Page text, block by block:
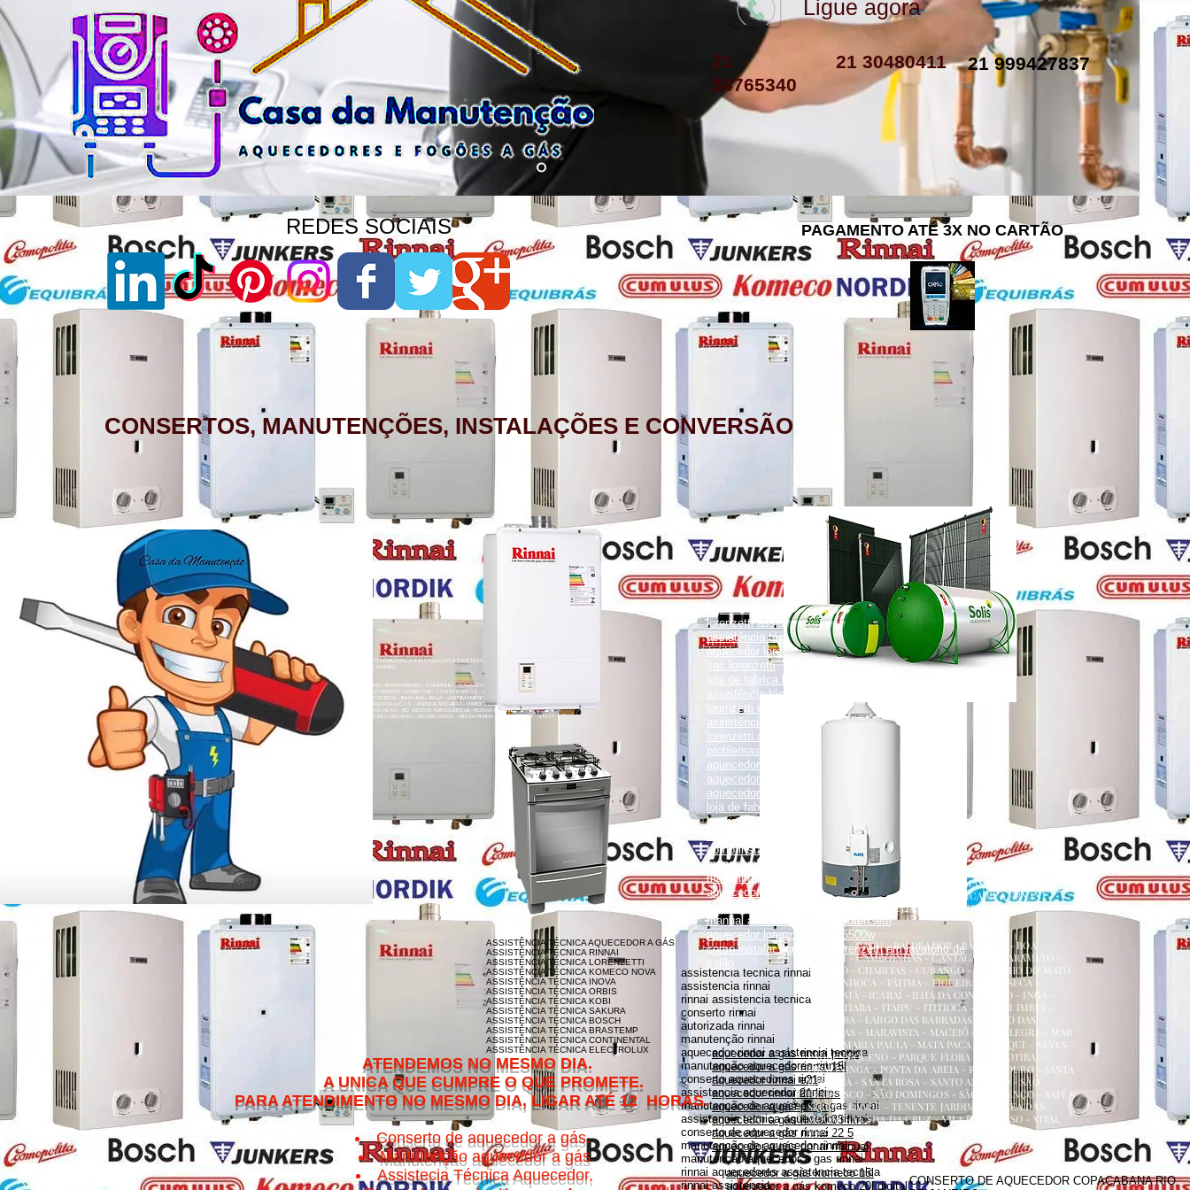
aquecedor a gás komeco 15l
aquecedor a gás komeco 20l digital
ASSISTÊNCIA TÉCNICA AQUECEDOR A GÁS
ASSISTÊNCIA TÉCNICA RINNAI
ASSISTÊNCIA TÉCNICA LORENZETTI
ASSISTÊNCIA TÉCNICA KOMECO NOVA
ASSISTÊNCIA TÉCNICA INOVA
ASSISTÊNCIA TÉCNICA ORBIS
ASSISTÊNCIA TÉCNICA KOBI
ASSISTÊNCIA TÉCNICA SAKURA
ASSISTÊNCIA TÉCNICA BOSCH
ASSISTÊNCIA TÉCNICA BRASTEMP
ASSISTÊNCIA TÉCNICA CONTINENTAL
ASSISTÊNCIA TÉCNICA ELECTROLUX
resistencia de boiler eletrico
resistencia eletrica boiler
resistencia para boiler preço
resistencia boiler komeco
aquecedor a gás rinnai preço
aquecedor a gás rinnai 15l
aquecedor rinnai e21
aquecedor rinnai 21 litros
aquecedor a gás preço
aquecedor a gás rinnai 35 litros
aquecedor a gás rinnai 22 5
aquecedor a gás rinnai manual
Ligue agora
21
34765340
21 30480411 21 999427837
CONSERTO DE AQUECEDOR COPACABANA RIO
assistencia tecnica rinnai
assistencia rinnai
rinnai assistencia tecnica
conserto rinnai
autorizada rinnai
manutenção rinnai
aquecedor rinnai assistencia tecnica
manutenção aquecedores rinnai
conserto aquecedores rinnai
assistencia aquecedor rinnai
manutenção de aquecedor a gas rinnai
assistencia tecnica aquecedor rinnai
conserto de aquecedor rinnai
manutenção de aquecedor rinnai
manutenção aquecedor a gas rinnai
rinnai aquecedores assistencia tecnica
rinnai assistencia
REDES SOCIAIS PAGAMENTO ATÉ 3X NO CARTÃO
CONSERTOS, MANUTENÇÕES, INSTALAÇÕES E CONVERSÃO
aquecedor lorenzetti vazando
lorenzetti assistência técnica
assistência técnica chuveiro lorenzetti rj
aquecedor lorenzetti não esquenta muito
sac lorenzetti
loja de fabrica lorenzetti
assistência técnica lorenzetti lapa
lorenzetti garantia
assistência técnica chuveiro lorenzetti rj
lorenzetti assistência técnica
problemas com aquecedor a gás lorenzetti
aquecedor lorenzetti manual
aquecedor a gás lorenzetti
aquecedor a gás lorenzetti 15l
loja de fabrica lorenzetti
lorenzetti garantia
como instalar aquecedor versátil lorenzetti
como instalar aquecedor lorenzetti em torneira
monocomando
manual aquecedor lorenzetti
aquecedor lorenzetti 110v
aquecedor lorenzetti água da rua
manual aquecedor versátil lorenzetti
aquecedor lorenzetti 220v 5500w
como instalar aquecedor lorenzetti em lavatório de
salão
AQUECEDOR A GÁS , CONSERTO, MANUTENÇÃO, INSTALAÇÃO ASSISTÊNCIA TÉCNICA RUA PORTO FELIZ 371
LOJA A HONORIO GURGEL RIO DE JANEIRO
ZONA NORTE
ACARÍ - ANCHIETA - BARROS FILHO - BENTO RIBEIRO - CAMPINHO - CAVALCANTI - CASCADURA - COELHO
NETO - COLÉGIO - COMPLEXO DO ALEMÃO - CORDOVIL - COSTA BARROS - ENGENHO LEAL - ENGENHO DA
RAINHA - GUADALUPE - HONÓRIO GURGEL - INHAÚMA - IRAJÁ - JARDIM AMÉRICA - MADUREIRA - MARECHAL
HERMES - OSVALDO CRUZ - PARADA DE LUCAS - PARQUE ANCHIETA - PARQUE COLÚMBIA - PAVUNA - PENHA
- PENHA CIRCULAR - QUINTINO BOCAIÚVA - RICARDO DE ALBUQUERQUE - ROCHA MIRANDA - TOMÁS COELHO
- TURIAÇÚ - VAZ LOBO - VICENTE DE CARVALHO - VIGÁRIO GERAL - VILA DA PENHA - VILA KOSMOS - VISTA
ALEGRE
AQUECEDOR A GÁS, CONSERTO,
MANUTENÇÃO, INSTALAÇÃO, ASSISTÊNCIA
TÉCNICA RINNAI RUA BARATA RIBEIRO 232
COPACABANA RIO DE JANEIRO
BAIRROS DE ATENDIMENTO RJ
ZONA SUL
BOTAFOGO - CATETE - COPACABANA -
COSME VELHO - FLAMENGO - GÁVEA -
HUMAITÁ - IPANEMA - JARDIM BOTÂNICO -
LAGOA - LARANJEIRAS - LEBLON - LEME -
ROCINHA - SÃO CONRADO - URCA
AQUECEDOR A GÁS, CONSERTO, MANUTENÇÃO,
INSTALAÇÃO, ASSISTÊNCIA TÉCNICA RUA ERNANI
AMARAL PEIXOTO 252 CENTRO NITERÓI
NITERÓI RJ
ATALAIA - BADU - BALDEADOR - BARRETO - BOA
VIAGEM - CAMBOINHAS - CANTAGALO - CARAMUJO -
CENTRO - CHARITAS - CUBANGO - ENGENHO DO MATO
- ENGENHOCA - FÁTIMA - FIGUEIRA - FONSECA -
GRAGOATÁ - ICARAÍ - ILHA DA CONCEIÇÃO - INGÁ -
ITACOATIARA - ITAIPU - ITITIOCA - JARDIM IMBUÍ -
JURUJUBA - LARGO DAS BARRADAS - LARGO DAS
BATALHAS - MARAVISTA - MACEIÓ - MAR ALEGRE - MAR
AZUL - MARIA PAULA - MATA PACA - MURIQUI - NEVES -
PADRE PEQUENO - PARQUE FLORA - PENDOTIBA -
PIRATININGA - PONTA DA AREIA - RIO DO OURO - SANTA
BÁRBARA - SANTA ROSA - SANTO ANTÔNIO - SÃO
FRANCISCO - SÃO DOMINGOS - SÃO LOURENÇO - SAPÊ -
SERRA GRANDE - TENENTE JARDIM - VARZEA DAS
MOÇAS - VENDA DA CRUZ - VILA PROGRESSO - VITAL
BRASIL
ATENDEMOS NO MESMO DIA.
A UNICA QUE CUMPRE O QUE PROMETE.
PARA ATENDIMENTO NO MESMO DIA, LIGAR ATÉ 12 HORAS.
Conserto de aquecedor a gás.
Manutenção aquecedor a gás
Assistecia Técnica Aquecedor,